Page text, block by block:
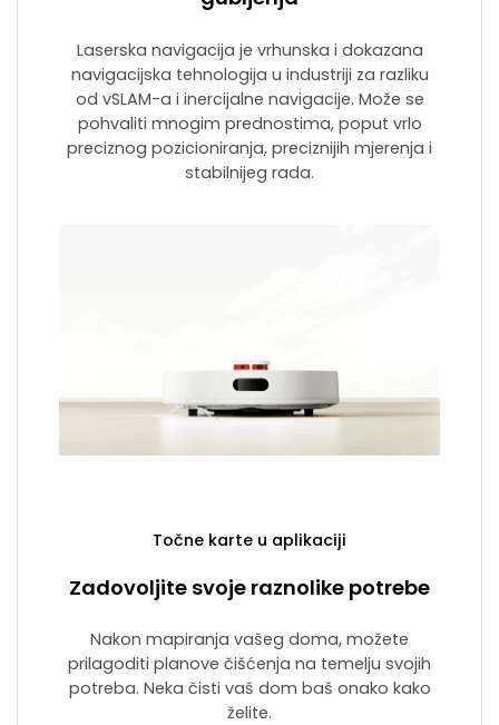
Laserska navigacija je vrhunska i dokazana
navigacijska tehnologija u industriji za razliku
od vSLAM-a i inercijalne navigacije. Može se
pohvaliti mnogim prednostima, poput vrlo
preciznog pozicioniranja, preciznijih mjerenja i
stabilnijeg rada.
Točne karte u aplikaciji
Zadovoljite svoje raznolike potrebe
Nakon mapiranja vašeg doma, možete
prilagoditi planove čišćenja na temelju svojih
potreba. Neka čisti vaš dom baš onako kako
želite.